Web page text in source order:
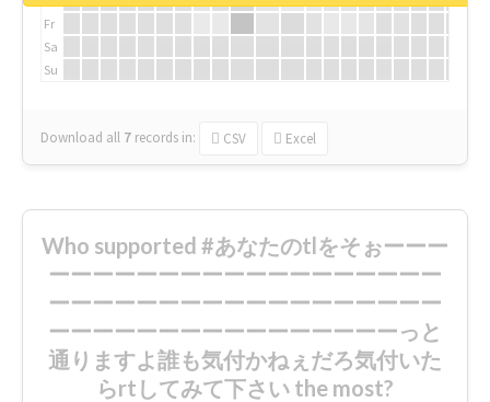
Fr
Sa
Su
Download all 7 records in: CSV Excel
Who supported #あなたのtlをそぉーーー
ーーーーーーーーーーーーーーーーーー
ーーーーーーーーーーーーーーーーーー
ーーーーーーーーーーーーーーーーっと
通りますよ誰も気付かねぇだろ気付いた
らrtしてみて下さい the most?